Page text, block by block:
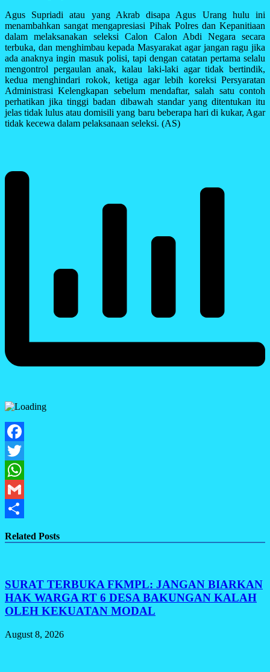
Agus Supriadi atau yang Akrab disapa Agus Urang hulu ini
menambahkan sangat mengapresiasi Pihak Polres dan Kepanitiaan
dalam melaksanakan seleksi Calon Calon Abdi Negara secara
terbuka, dan menghimbau kepada Masyarakat agar jangan ragu jika
ada anaknya ingin masuk polisi, tapi dengan catatan pertama selalu
mengontrol pergaulan anak, kalau laki-laki agar tidak bertindik,
kedua menghindari rokok, ketiga agar lebih koreksi Persyaratan
Administrasi Kelengkapan sebelum mendaftar, salah satu contoh
perhatikan jika tinggi badan dibawah standar yang ditentukan itu
jelas tidak lulus atau domisili yang baru beberapa hari di kukar, Agar
tidak kecewa dalam pelaksanaan seleksi. (AS)
Facebook
Twitter
WhatsApp
Gmail
Related Posts
SURAT TERBUKA FKMPL: JANGAN BIARKAN
HAK WARGA RT 6 DESA BAKUNGAN KALAH
OLEH KEKUATAN MODAL
August 8, 2026